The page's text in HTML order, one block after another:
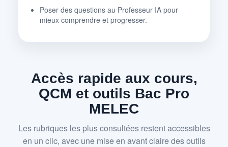
Poser des questions au Professeur IA pour
mieux comprendre et progresser.
Accès rapide aux cours,
QCM et outils Bac Pro
MELEC
Les rubriques les plus consultées restent accessibles
en un clic, avec une mise en avant claire des outils